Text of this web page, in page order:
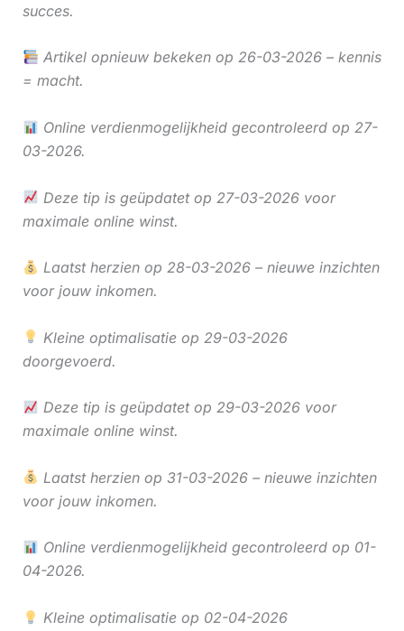
succes.
Artikel opnieuw bekeken op 26-03-2026 – kennis
= macht.
Online verdienmogelijkheid gecontroleerd op 27-
03-2026.
Deze tip is geüpdatet op 27-03-2026 voor
maximale online winst.
Laatst herzien op 28-03-2026 – nieuwe inzichten
voor jouw inkomen.
Kleine optimalisatie op 29-03-2026
doorgevoerd.
Deze tip is geüpdatet op 29-03-2026 voor
maximale online winst.
Laatst herzien op 31-03-2026 – nieuwe inzichten
voor jouw inkomen.
Online verdienmogelijkheid gecontroleerd op 01-
04-2026.
Kleine optimalisatie op 02-04-2026